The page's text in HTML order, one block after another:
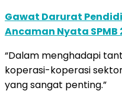
Gawat Darurat
Ancaman Nyata
“Dalam menghadapi
koperasi-koperasi
yang sangat penting.”